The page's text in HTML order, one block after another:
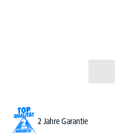
2 Jahre Garantie